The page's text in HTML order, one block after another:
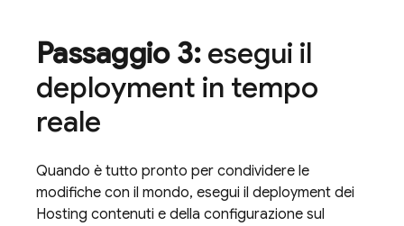
Passaggio 3: esegui il
deployment in tempo
reale
Quando è tutto pronto per condividere le
modifiche con il mondo, esegui il deployment dei
Hosting contenuti e della configurazione sul